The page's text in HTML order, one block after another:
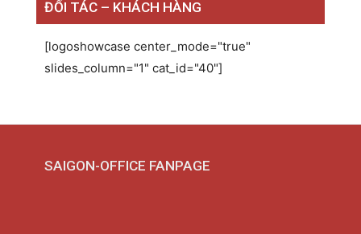
ĐỐI TÁC – KHÁCH HÀNG
[logoshowcase center_mode="true"
slides_column="1" cat_id="40"]
SAIGON-OFFICE FANPAGE